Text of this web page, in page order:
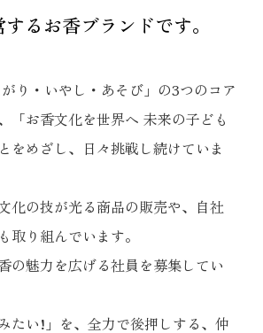
るお香ブランドです。
り・いやし・あそび」の3つのコア
「お香文化を世界へ 未来の子ども
をめざし、日々挑戦し続けていま
化の技が光る商品の販売や、自社
取り組んでいます。
の魅力を広げる社員を募集してい
たい!」を、全力で後押しする、仲